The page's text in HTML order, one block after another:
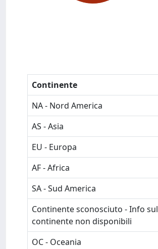
Continente
NA - Nord America
AS - Asia
EU - Europa
AF - Africa
SA - Sud America
Continente sconosciuto - Info sul
continente non disponibili
OC - Oceania